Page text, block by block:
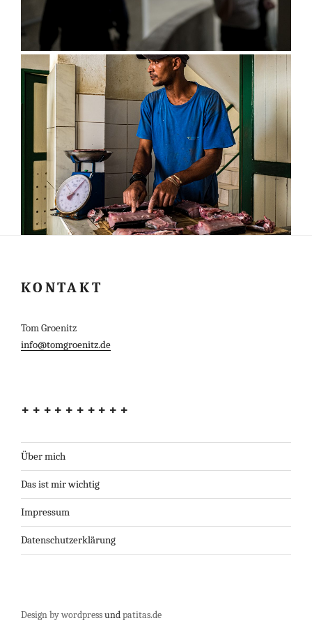
KONTAKT
Tom Groenitz
info@tomgroenitz.de
++++++++++
Über mich
Das ist mir wichtig
Impressum
Datenschutzerklärung
Design by wordpressundpatitas.de